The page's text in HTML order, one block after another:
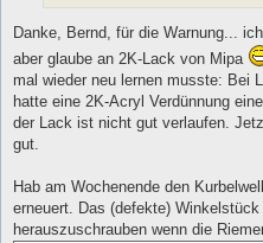
Danke, Bernd, für die Warnung...
aber glaube an 2K-Lack von Mipa
mal wieder neu lernen musste: Bei
hatte eine 2K-Acryl Verdünnung
der Lack ist nicht gut verlaufen.
gut.
Hab am Wochenende den
erneuert. Das (defekte)
herauszuschrauben wenn die